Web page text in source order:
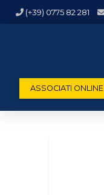
(+39) 0775 82 281
ASSOCIATI ONLINE